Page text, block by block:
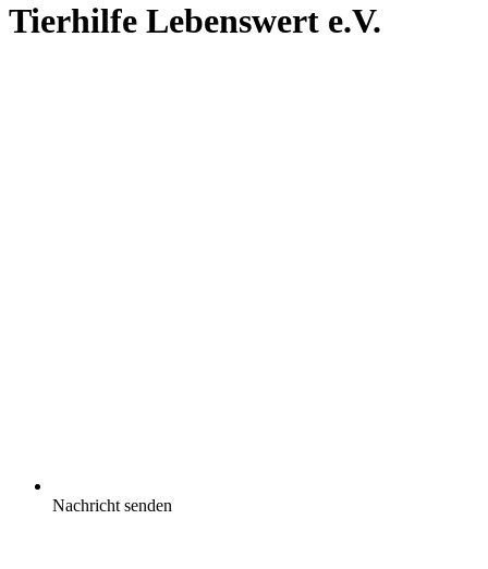
Tierhilfe Lebenswert e.V.
Nachricht senden